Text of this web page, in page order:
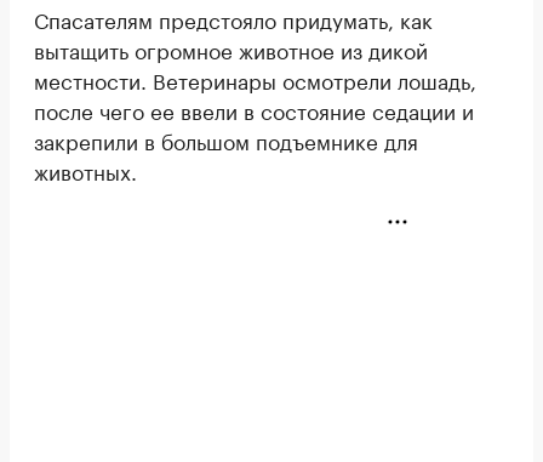
Спасателям предстояло придумать, как
вытащить огромное животное из дикой
местности. Ветеринары осмотрели лошадь,
после чего ее ввели в состояние седации и
закрепили в большом подъемнике для
животных.